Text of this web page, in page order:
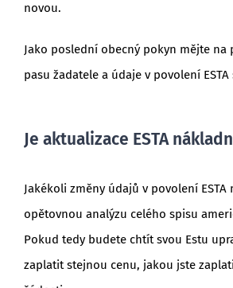
novou.
Jako poslední obecný pokyn mějte na
pasu žadatele a údaje v povolení
Je aktualizace ESTA
Jakékoli změny údajů v povolení ESTA
opětovnou analýzu celého spisu
Pokud tedy budete chtít svou Estu
zaplatit stejnou cenu, jakou jste